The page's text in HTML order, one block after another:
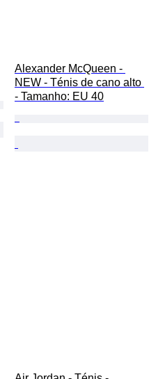
Alexander McQueen -
NEW - Ténis de cano alto
- Tamanho: EU 40